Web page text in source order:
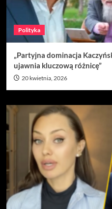
Polityka
„Partyjna dominacja
ujawnia kluczową różnicę”
20 kwietnia, 2026